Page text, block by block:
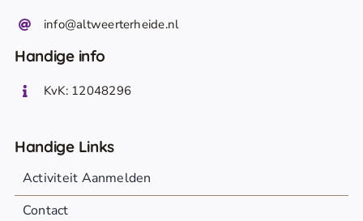
info@altweerterheide.nl
Handige info
KvK: 12048296
Handige Links
Activiteit Aanmelden
Contact